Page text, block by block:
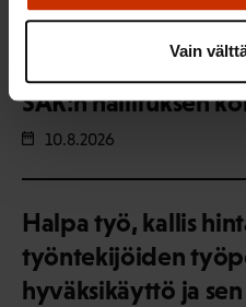
Vain
1.-31.8.2026
SAK:n hallituksen
10.8.2026
Halpa työ, kallis
työntekijöiden
hyväksikäyttö ja